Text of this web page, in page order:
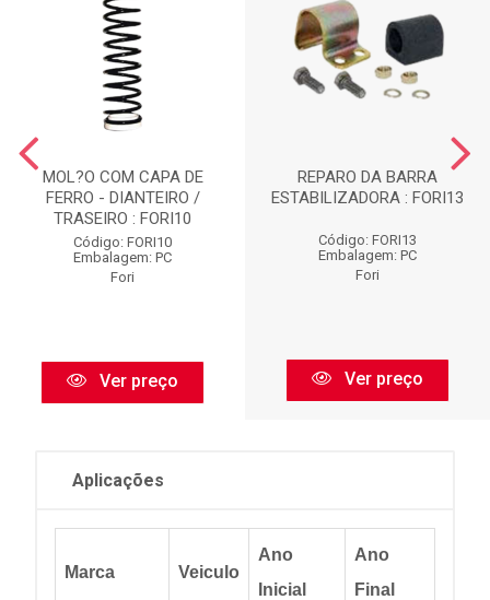
MOL?O COM CAPA DE
FERRO - DIANTEIRO /
TRASEIRO : FORI10
Código: FORI10
Embalagem: PC
Fori
Ver preço
REPARO DA BARRA
ESTABILIZADORA : FORI13
Código: FORI13
Embalagem: PC
Fori
Ver preço
Aplicações
Marca Veiculo
Ano
Inicial
Ano
Final